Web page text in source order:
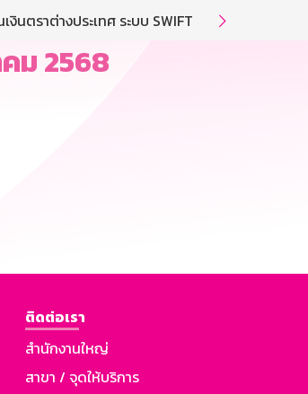
งินตราต่างประเทศ ระบบ SWIFT บริการโอนเงิ

ม 2568
ติดต่อเรา
สำนักงานใหญ่
สาขา / จุดให้บริการ